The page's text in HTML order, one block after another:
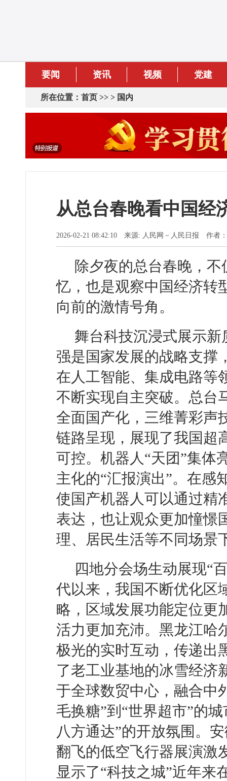
要闻 资讯 视频 党建
所在位置： 首页 >> > 国内
从总台春晚看中国经
2026-02-21 08:42:10 来源: 人民网－人民日报 作者
除夕夜的总台春晚，
忆，也是观察中国经济转
向前的激情号角。
舞台科技沉浸式展示
强是国家发展的战略支撑
在人工智能、集成电路等
不断实现自主突破。总台
全面国产化，三维菁彩声
链路呈现，展现了我国超
可控。机器人“天团”集体
主化的“汇报演出”。在感
使国产机器人可以通过精
表达，也让观众更加憧憬
理、居民生活等不同场景
四地分会场生动展现“
代以来，我国不断优化区
略，区域发展功能定位更
活力更加充沛。黑龙江哈
极光的实时互动，传递出
了老工业基地的冰雪经济
于全球数贸中心，融合中
毛换糖”到“世界超市”的
八方通达”的开放氛围。
翻飞的低空飞行器展演激
显示了“科技之城”近年来